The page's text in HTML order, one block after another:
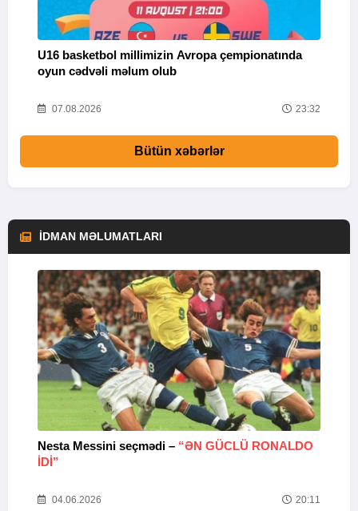
U16 basketbol millimizin Avropa çempionatında
oyun cədvəli məlum olub
07.08.2026 23:32
Bütün xəbərlər
İDMAN MƏLUMATLARI
Nesta Messini seçmədi – “ƏN GÜCLÜ RONALDO
IDI”
04.06.2026 20:11